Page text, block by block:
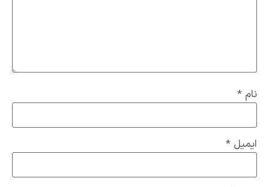
نام *
ایمیل *